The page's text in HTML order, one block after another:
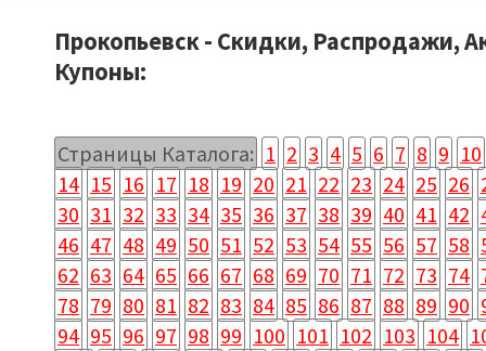
Прокопьевск - Скидки, Распродажи,
Купоны:
Страницы Каталога: 1 2 3 4 5 6 7 8 9 10
14 15 16 17 18 19 20 21 22 23 24 25 26
30 31 32 33 34 35 36 37 38 39 40 41 42
46 47 48 49 50 51 52 53 54 55 56 57 58
62 63 64 65 66 67 68 69 70 71 72 73 74
78 79 80 81 82 83 84 85 86 87 88 89 90
94 95 96 97 98 99 100 101 102 103 104